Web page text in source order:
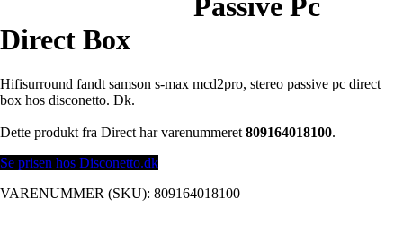
Passive Pc
Direct Box
Hifisurround fandt samson s-max mcd2pro, stereo passive pc direct
box hos disconetto. Dk.
Dette produkt fra Direct har varenummeret 809164018100.
Se prisen hos Disconetto.dk
VARENUMMER (SKU): 809164018100